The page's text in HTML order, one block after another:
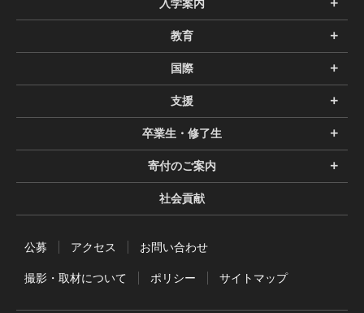
入学案内
教育
国際
支援
卒業生・修了生
寄付のご案内
社会貢献
公募 アクセス お問い合わせ
撮影・取材について ポリシー サイトマップ